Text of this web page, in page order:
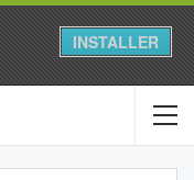
INSTALLER